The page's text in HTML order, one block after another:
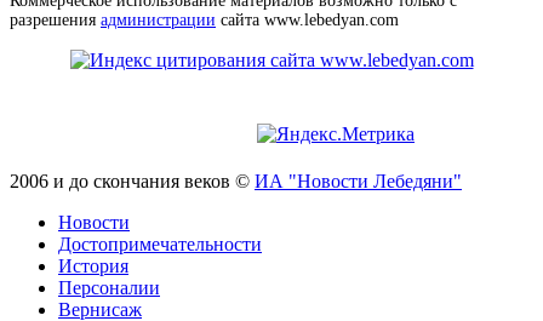
разрешения администрации сайта www.lebedyan.com
2006 и до скончания веков © ИА "Новости Лебедяни"
Новости
Достопримечательности
История
Персоналии
Вернисаж